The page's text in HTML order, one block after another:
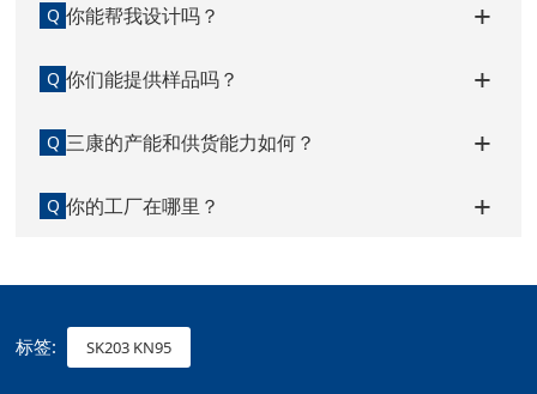
Q 你能帮我设计吗？
Q 你们能提供样品吗？
Q 三康的产能和供货能力如何？
Q 你的工厂在哪里？
标签: SK203 KN95